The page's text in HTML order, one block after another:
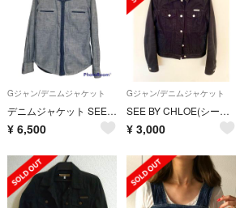
Gジャン/デニムジャケット
デニムジャケット SEE by Chloe
¥ 6,500
Gジャン/デニムジャケット
SEE BY CHLOE(シーバイクロエ) デニムジャケット Gジャン
¥ 3,000